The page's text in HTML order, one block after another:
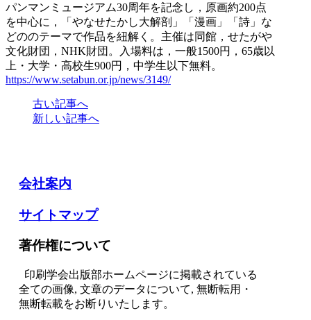
パンマンミュージアム30周年を記念し，原画約200点
を中心に，「やなせたかし大解剖」「漫画」「詩」な
どののテーマで作品を紐解く。主催は同館，せたがや
文化財団，NHK財団。入場料は，一般1500円，65歳以
上・大学・高校生900円，中学生以下無料。
https://www.setabun.or.jp/news/3149/
古い記事へ
新しい記事へ
会社案内
サイトマップ
著作権について
印刷学会出版部ホームページに掲載されている
全ての画像, 文章のデータについて, 無断転用・
無断転載をお断りいたします。